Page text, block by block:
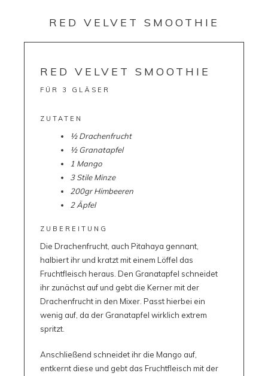
RED VELVET SMOOTHIE
RED VELVET SMOOTHIE
FÜR 3 GLÄSER
ZUTATEN
½ Drachenfrucht
½ Granatapfel
1 Mango
3 Stile Minze
200gr Himbeeren
2 Äpfel
ZUBEREITUNG
Die Drachenfrucht, auch Pitahaya gennant,
halbiert ihr und kratzt mit einem Löffel das
Fruchtfleisch heraus. Den Granatapfel schneidet
ihr zunächst auf und gebt die Kerner mit der
Drachenfrucht in den Mixer. Passt hierbei ein
wenig auf, da der Granatapfel wirklich extrem
spritzt.
Anschließend schneidet ihr die Mango auf,
entkernt diese und gebt das Fruchtfleisch mit der